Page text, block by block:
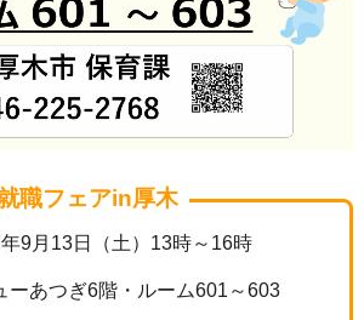
職フェアin厚木
9月13日（土）13時～16時
ーあつぎ6階・ルーム601～603